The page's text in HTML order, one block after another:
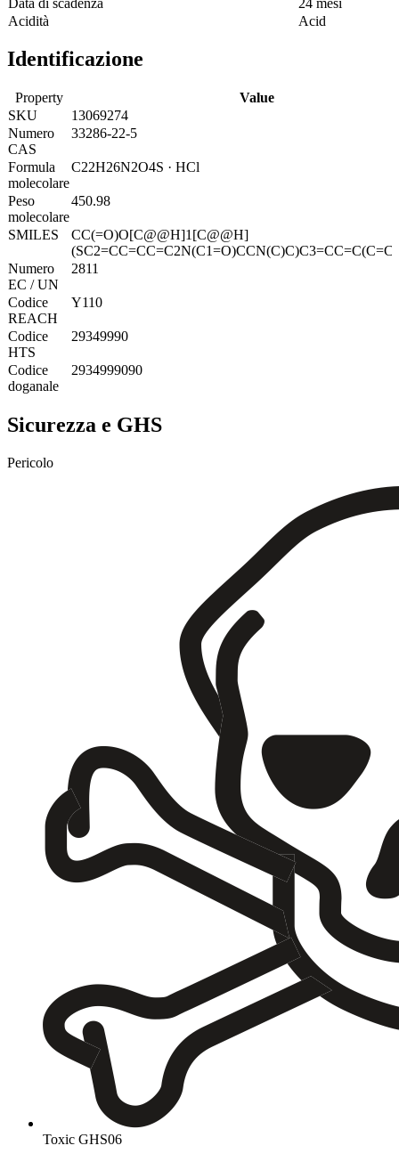
Acidità
Acid
Identificazione
Property
Value
SKU
13069274
Numero
CAS
33286-22-5
Formula
molecolare
C22H26N2O4S · HCl
Peso
molecolare
450.98
SMILES
CC(=O)O[C@@H]1[C@@H]
Numero
EC / UN
2811
Codice
REACH
Y110
Codice
HTS
29349990
Codice
doganale
2934999090
Sicurezza e GHS
Pericolo
Toxic GHS06